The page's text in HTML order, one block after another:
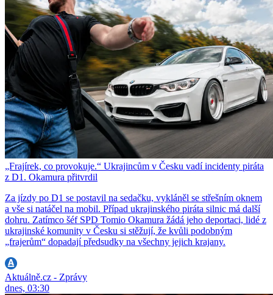
„Frajírek, co provokuje.“ Ukrajincům v Česku vadí incidenty piráta
z D1. Okamura přitvrdil
Za jízdy po D1 se postavil na sedačku, vykláněl se střešním oknem
a vše si natáčel na mobil. Případ ukrajinského piráta silnic má další
dohru. Zatímco šéf SPD Tomio Okamura žádá jeho deportaci, lidé z
ukrajinské komunity v Česku si stěžují, že kvůli podobným
„frajerům“ dopadají předsudky na všechny jejich krajany.
Aktuálně.cz - Zprávy
dnes, 03:30